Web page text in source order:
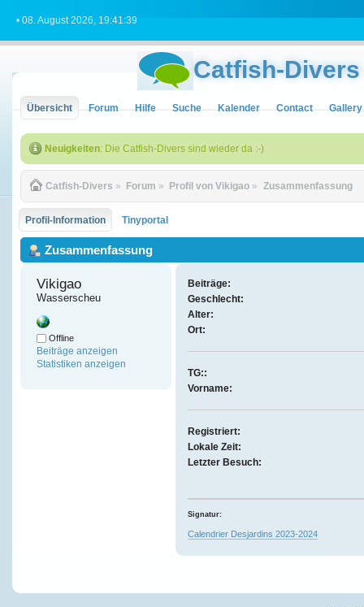
• 08. August 2026, 19:41:39
Catfish-Divers
Übersicht Forum Hilfe Suche Kalender Contact Gallery
Neuigkeiten: Die Catfish-Divers sind wieder da :-)
Catfish-Divers » Forum » Profil von Vikigao » Zusammenfassung
Profil-Information Tinyportal
Zusammenfassung
Vikigao
Wasserscheu
Offline
Beiträge anzeigen
Statistiken anzeigen
Beiträge:
Geschlecht:
Alter:
Ort:
TG::
Vorname:
Registriert:
Lokale Zeit:
Letzter Besuch:
Signatur:
Calendrier Desjardins 2023-2024